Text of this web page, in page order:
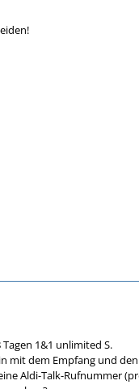
1&1 unlimited S.
mit dem Empfang und
Aldi-Talk-Rufnummer